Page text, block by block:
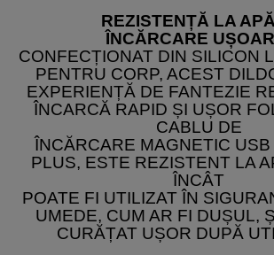
REZISTENȚĂ LA
ÎNCĂRCARE
CONFECȚIONAT DIN SILICON
PENTRU CORP, ACEST
EXPERIENȚĂ DE FANTEZIE
ÎNCARCĂ RAPID ȘI UȘOR
CABLU DE
ÎNCĂRCARE MAGNETIC USB
PLUS, ESTE REZISTENT LA
ÎNCÂT
POATE FI UTILIZAT ÎN
UMEDE, CUM AR FI DUȘUL,
CURĂȚAT UȘOR DUPĂ